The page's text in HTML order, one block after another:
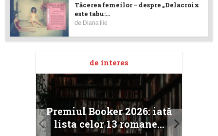
Tăcerea femeilor – despre „Delacroix
este tabu:...
de Diana Ilie
de interes
Premiul Booker 2026: iată
lista celor 13 romane...